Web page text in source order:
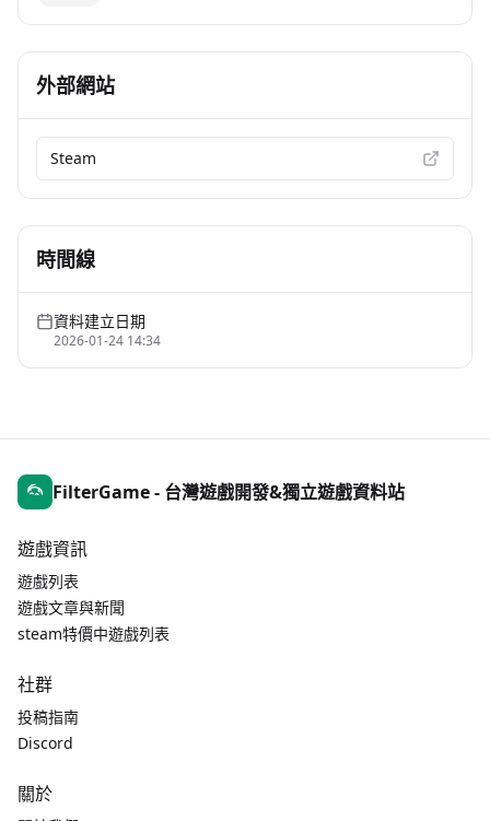
外部網站
Steam
時間線
資料建立日期
2026-01-24 14:34
FilterGame - 台灣遊戲開發&獨立遊戲資料站
遊戲資訊
遊戲列表
遊戲文章與新聞
steam特價中遊戲列表
社群
投稿指南
Discord
關於